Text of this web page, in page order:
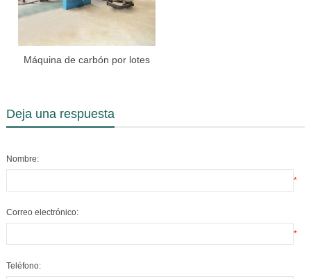
Máquina de carbón por lotes
Deja una respuesta
Nombre:
*
Correo electrónico:
*
Teléfono: